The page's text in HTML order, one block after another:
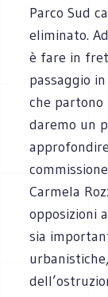
Parco Sud
eliminato.
è fare in
passaggio
che partono
daremo un
Carmela
opposizioni
sia